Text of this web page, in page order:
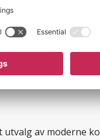
av moderne